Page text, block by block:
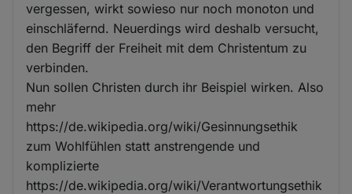
vergessen, wirkt sowieso nur noch monoton und
einschläfernd. Neuerdings wird deshalb versucht,
den Begriff der Freiheit mit dem Christentum zu
verbinden.
Nun sollen Christen durch ihr Beispiel wirken. Also
mehr
https://de.wikipedia.org/wiki/Gesinnungsethik
zum Wohlfühlen statt anstrengende und
komplizierte
https://de.wikipedia.org/wiki/Verantwortungsethik